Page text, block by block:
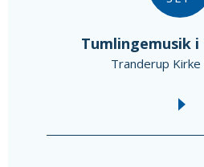
Tumlingemusik i
Tranderup Kirke